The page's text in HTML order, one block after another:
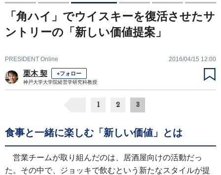
「角ハイ」でウイスキーを復活させたサ
ントリーの「新しい価値提案」
PRESIDENT Online 2016/04/15 12:00
栗木 契 +フォロー
神戸大学大学院経営学研究科教授
1 2 3
食事と一緒に楽しむ「新しい価値」とは
営業チームが取り組んだのは、居酒屋向けの活動だっ
た。その中で、ジョッキで飲むという新たなスタイルが提